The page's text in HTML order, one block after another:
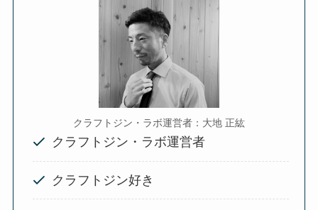
クラフトジン・ラボ運営者：大地 正紘
クラフトジン・ラボ運営者
クラフトジン好き